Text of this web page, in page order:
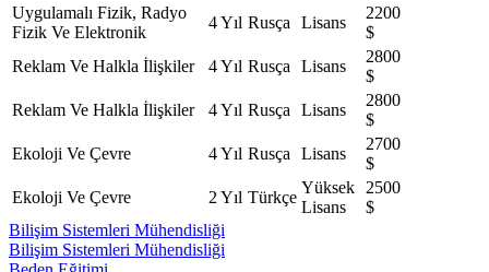
Uygulamalı Fizik, Radyo
Fizik Ve Elektronik
4 Yıl Rusça Lisans
2200
$
Reklam Ve Halkla İlişkiler
4 Yıl Rusça Lisans
2800
$
Reklam Ve Halkla İlişkiler
4 Yıl Rusça Lisans
2800
$
Ekoloji Ve Çevre
4 Yıl Rusça Lisans
2700
$
Ekoloji Ve Çevre
2 Yıl Türkçe
Yüksek
Lisans
2500
$
Bilişim Sistemleri Mühendisliği
Bilişim Sistemleri Mühendisliği